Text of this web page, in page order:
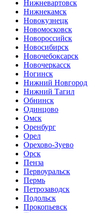
Нижневартовск
Нижнекамск
Новокузнецк
Новомосковск
Новороссийск
Новосибирск
Новочебоксарск
Новочеркасск
Ногинск
Нижний Новгород
Нижний Тагил
Обнинск
Одинцово
Омск
Оренбург
Орел
Орехово-Зуево
Орск
Пенза
Первоуральск
Пермь
Петрозаводск
Подольск
Прокопьевск